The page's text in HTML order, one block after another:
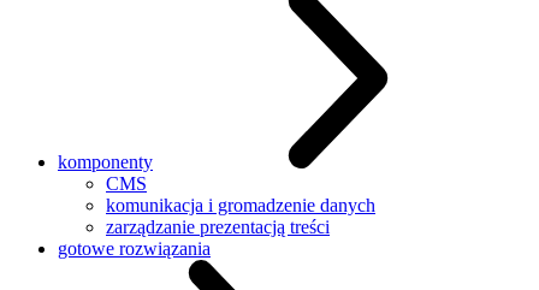
komponenty
CMS
komunikacja i gromadzenie danych
zarządzanie prezentacją treści
gotowe rozwiązania